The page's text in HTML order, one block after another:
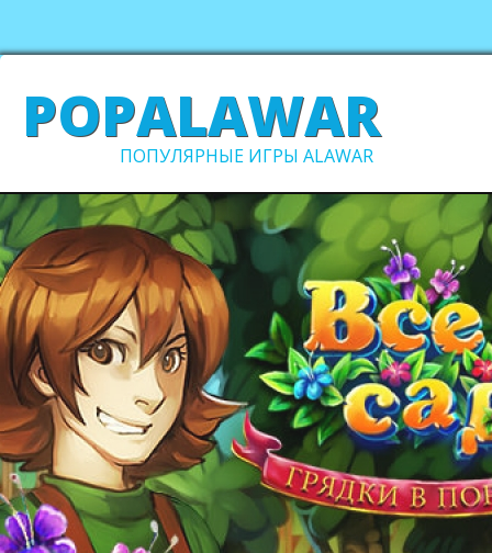
POPALAWAR
ПОПУЛЯРНЫЕ ИГРЫ ALAWAR